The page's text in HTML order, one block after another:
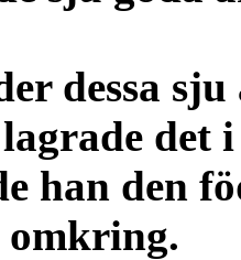
dessa
det
han den